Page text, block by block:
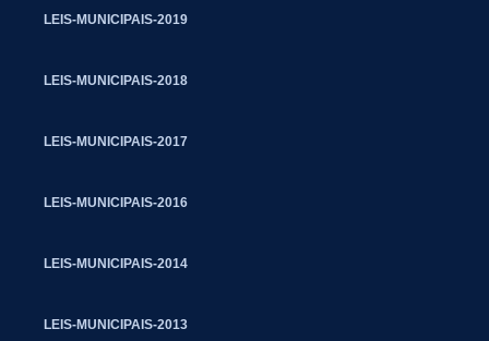
LEIS-MUNICIPAIS-2019
LEIS-MUNICIPAIS-2018
LEIS-MUNICIPAIS-2017
LEIS-MUNICIPAIS-2016
LEIS-MUNICIPAIS-2014
LEIS-MUNICIPAIS-2013